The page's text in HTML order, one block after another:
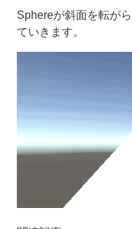
Sphereが斜面を転が
ていきます。